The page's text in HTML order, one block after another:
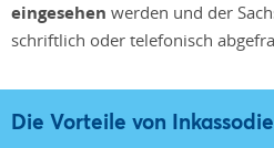
eingesehen werden und der
schriftlich oder telefonisch
Die Vorteile von